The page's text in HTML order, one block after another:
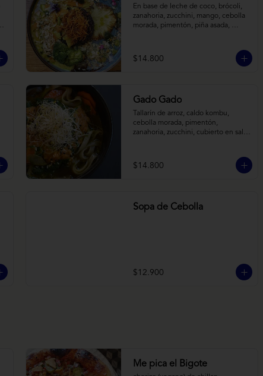
En base de leche de coco, brócoli,
zanahoria, zucchini, mango, cebolla
morada, pimentón, piña asada,
$14.800
Gado Gado
Tallarín de arroz, caldo kombu,
cebolla morada, pimentón,
zanahoria, zucchini, cubierto en salsa
$14.800
Sopa de Cebolla
$12.900
Me pica el Bigote